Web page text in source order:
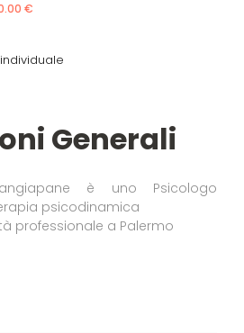
€
Generali
è uno Psicologo
psicodinamica
professionale a Palermo